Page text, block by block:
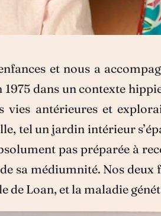
et nous a
dans un contexte
vies antérieures et
tel un jardin intérieur
pas préparée à
sa médiumnité. Nos
Loan, et la maladie